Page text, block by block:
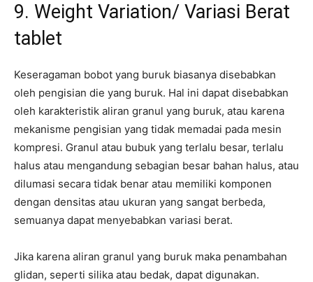
9. Weight Variation/ Variasi Berat
tablet
Keseragaman bobot yang buruk biasanya disebabkan
oleh pengisian die yang buruk. Hal ini dapat disebabkan
oleh karakteristik aliran granul yang buruk, atau karena
mekanisme pengisian yang tidak memadai pada mesin
kompresi. Granul atau bubuk yang terlalu besar, terlalu
halus atau mengandung sebagian besar bahan halus, atau
dilumasi secara tidak benar atau memiliki komponen
dengan densitas atau ukuran yang sangat berbeda,
semuanya dapat menyebabkan variasi berat.
Jika karena aliran granul yang buruk maka penambahan
glidan, seperti silika atau bedak, dapat digunakan.